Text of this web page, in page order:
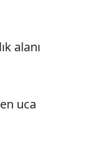
alanı
uca